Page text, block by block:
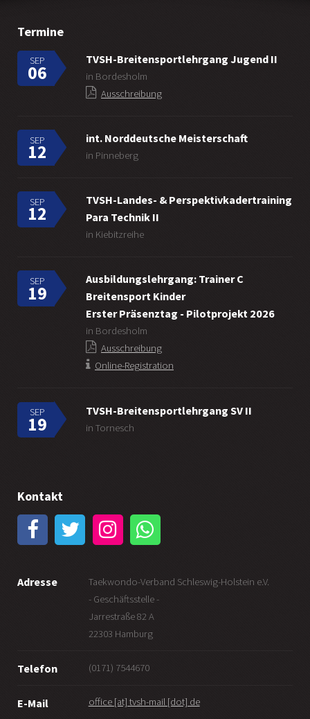
Termine
SEP
06
TVSH-Breitensportlehrgang Jugend II
in Bordesholm
Ausschreibung
SEP
12
int. Norddeutsche Meisterschaft
in Pinneberg
SEP
12
TVSH-Landes- & Perspektivkadertraining
Para Technik II
in Kiebitzreihe
SEP
19
Ausbildungslehrgang: Trainer C
Breitensport Kinder
Erster Präsenztag - Pilotprojekt 2026
in Bordesholm
Ausschreibung
Online-Registration
SEP
19
TVSH-Breitensportlehrgang SV II
in Tornesch
Kontakt
Adresse
Taekwondo-Verband Schleswig-Holstein e.V.
- Geschäftsstelle -
Jarrestraße 82 A
22303 Hamburg
Telefon (0171) 7544670
E-Mail office [at] tvsh-mail [dot] de